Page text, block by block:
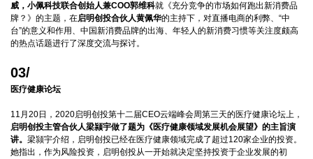
威，小佩科技联合创始人兼COO郭维科就《充分竞争的市场如何跑出新消费品
牌？》的主题，在启明创投合伙人黄佩华的主持下，对直播电商的利弊、“中
台”的意义和作用、中国新消费品牌的出海、年轻人的新消费习惯等关注度颇高
的热点话题进行了深度交流与探讨。
03/
医疗健康论坛
11月20日，2020启明创投第十二届CEO云端峰会周第三天的医疗健康论坛上，
启明创投主管合伙人梁颕宇做了题为《医疗健康领域发展机会展望》的主旨演
讲。 梁颕宇介绍，启明创投已经在医疗健康领域完成了超过120家企业的投资。
她指出，作为风险投资，启明创投从一开始就决定坚持投资于企业发展的初